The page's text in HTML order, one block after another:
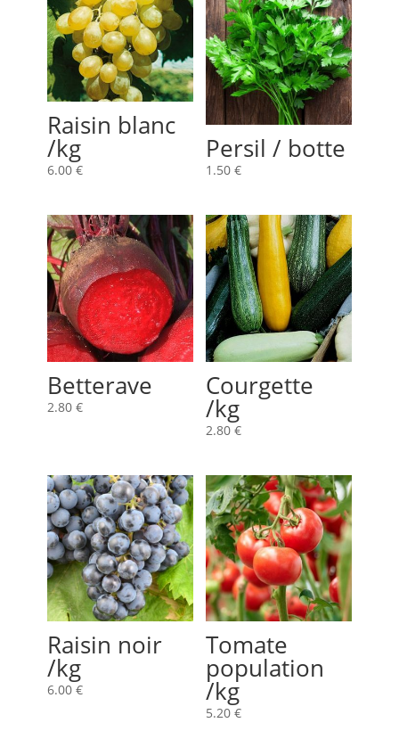
Raisin blanc
/kg
6.00 €
Persil / botte
1.50 €
Betterave
2.80 €
Courgette
/kg
2.80 €
Raisin noir
/kg
6.00 €
Tomate
population
/kg
5.20 €